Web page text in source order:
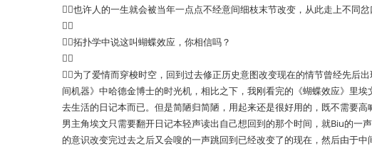
也许人的一生就会被当年一点点不经意间细枝末节改变，从此走上不同

拓扑学中说这叫蝴蝶效应，你相信吗？

为了爱情而穿梭时空，回到过去修正历史意图改变现在的情节曾经先后
间机器》中哈德金博士的时光机，相比之下，我刚看完的《蝴蝶效应》里
去生活的日记本而已。但是简陋归简陋，用起来还是很好用的，既不需要
男主角埃文只需要翻开日记本轻声读出自己想回到的那个时间，就Biu的一
的意识改变完过去之后又会嗖的一声跳回到已经改变了的现在，然后由于